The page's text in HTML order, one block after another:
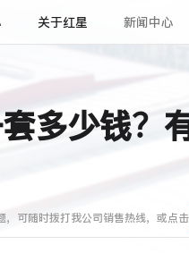
关于红星 新闻中心
多少钱？
可随时拨打我公司销售热线，或点击